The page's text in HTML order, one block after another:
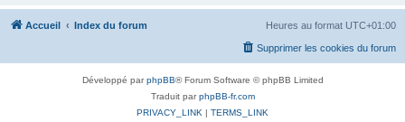
Accueil Index du forum Heures au format UTC+01:00
Supprimer les cookies du forum
Développé parphpBB® Forum Software © phpBB Limited
Traduit parphpBB-fr.com
PRIVACY_LINK | TERMS_LINK